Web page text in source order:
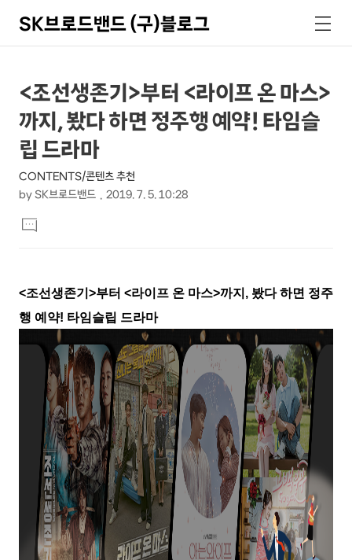
SK브로드밴드 (구)블로그
색
메
뉴
상
세
컨
텐
츠
본
문
제
목
<조선생존기>부터 <라이프 온 마스>
까지, 봤다 하면 정주행 예약! 타임슬
립 드라마
CONTENTS/콘텐츠 추천
by SK브로드밴드 2019. 7. 5. 10:28
문
댓
글
<조선생존기>부터 <라이프 온 마스>까지, 봤다 하면 정주
행 예약! 타임슬립 드라마